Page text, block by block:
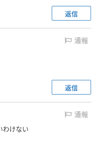
返信
通報
返信
通報
わけない